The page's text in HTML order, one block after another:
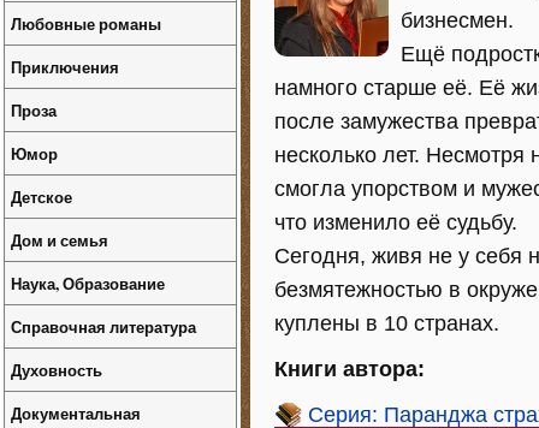
бизнесмен.
Ещё
намного старше её. Её
после замужества
несколько лет.
смогла упорством и
что изменило её судьбу.
Сегодня, живя не у себя
безмятежностью в
куплены в 10 странах.
Книги автора:
Серия: Паранджа
Любовные романы
Приключения
Проза
Юмор
Детское
Дом и семья
Наука, Образование
Справочная литература
Духовность
Документальная